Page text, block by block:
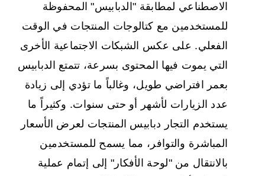
الاصطناعي لمطابقة "الدبابيس" المحفوظة
للمستخدمين مع كتالوجات المنتجات في الوقت
الفعلي. على عكس الشبكات الاجتماعية الأخرى
التي يموت فيها المحتوى بسرعة، تتمتع الدبابيس
بعمر افتراضي طويل، وغالباً ما تؤدي إلى زيادة
عدد الزيارات لأشهر أو حتى سنوات. وكثيراً ما
يستخدم التجار دبابيس المنتجات لعرض الأسعار
المباشرة والتوافر، مما يسمح للمستخدمين
بالانتقال من "لوحة الأفكار" إلى إتمام عملية